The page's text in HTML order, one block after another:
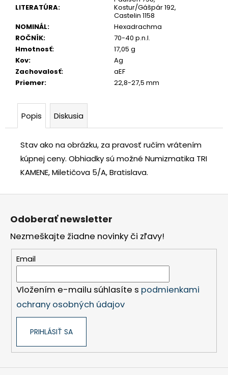
LITERATÚRA:
Kostur/Gášpár 192,
Castelin 1158
NOMINÁL:
Hexadrachma
ROČNÍK:
70-40 p.n.l.
Hmotnosť:
17,05 g
Kov:
Ag
Zachovalosť:
aEF
Priemer: 22,8-27,5 mm
Popis Diskusia
Stav ako na obrázku, za pravosť ručím vrátením
kúpnej ceny. Obhiadky sú možné Numizmatika TRI
KAMENE, Miletičova 5/A, Bratislava.
Z
Odoberať newsletter
Nezmeškajte žiadne novinky či zľavy!
Email
Vložením e-mailu súhlasíte s podmienkami
ochrany osobných údajov
PRIHLÁSIŤ SA